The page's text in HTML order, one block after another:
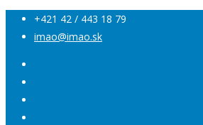
+421 42 / 443 18 79
imao@imao.sk